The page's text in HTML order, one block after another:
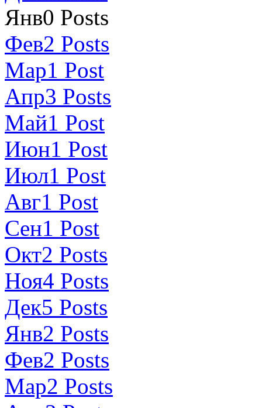
Янв0 Posts
Фев2 Posts
Мар1 Post
Апр3 Posts
Май1 Post
Июн1 Post
Июл1 Post
Авг1 Post
Сен1 Post
Окт2 Posts
Ноя4 Posts
Дек5 Posts
Янв2 Posts
Фев2 Posts
Мар2 Posts